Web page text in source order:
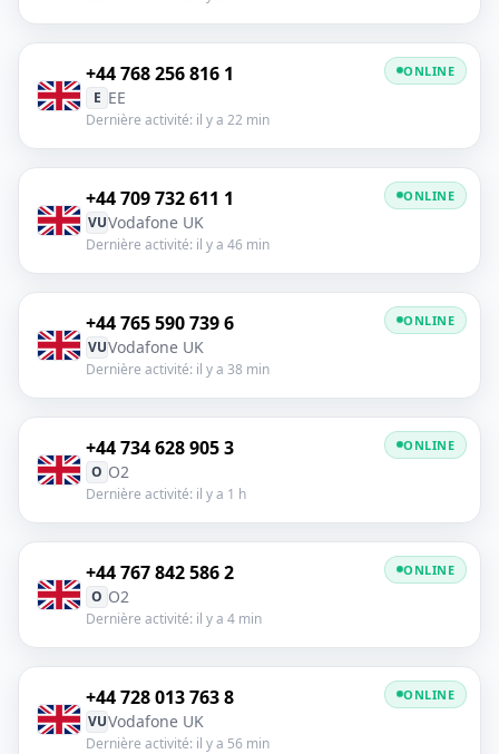
+44 768 256 816 1
E EE
Dernière activité: il y a 22 min
ONLINE
+44 709 732 611 1
VUVodafone UK
Dernière activité: il y a 46 min
ONLINE
+44 765 590 739 6
VUVodafone UK
Dernière activité: il y a 38 min
ONLINE
+44 734 628 905 3
O O2
Dernière activité: il y a 1 h
ONLINE
+44 767 842 586 2
O O2
Dernière activité: il y a 4 min
ONLINE
+44 728 013 763 8
VUVodafone UK
Dernière activité: il y a 56 min
ONLINE